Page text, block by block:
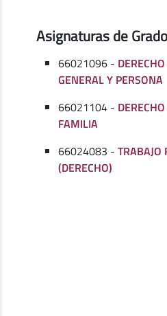
Asignaturas de
66021096 -
GENERAL Y PERSONA
66021104 -
FAMILIA
66024083 -TRABAJO
(DERECHO)